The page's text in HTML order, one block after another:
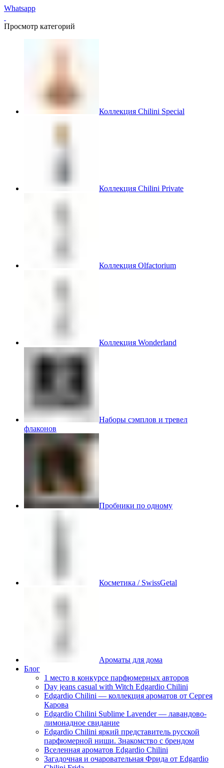
Whatsapp
Просмотр категорий
Коллекция Chilini Special
Коллекция Chilini Private
Коллекция Olfactorium
Коллекция Wonderland
Наборы сэмплов и тревел
флаконов
Пробники по одному
Косметика / SwissGetal
Ароматы для дома
Блог
1 место в конкурсе парфюмерных авторов
Day jeans casual with Witch Edgardio Chilini
Edgardio Chilini — коллекция ароматов от Сергея
Карова
Edgardio Chilini Sublime Lavender — лавандово-
лимонадное свидание
Edgardio Chilini яркий представитель русской
парфюмерной ниши. Знакомство с брендом
Вселенная ароматов Edgardio Chilini
Загадочная и очаровательная Фрида от Edgardio